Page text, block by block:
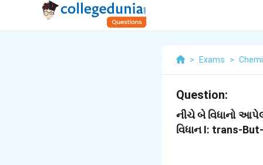
> Exams >
Question:
નીચે બે વિધાનો
વિધાન I: trans-